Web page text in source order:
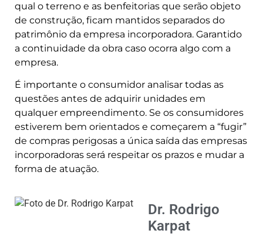
qual o terreno e as benfeitorias que serão objeto
de construção, ficam mantidos separados do
patrimônio da empresa incorporadora. Garantido
a continuidade da obra caso ocorra algo com a
empresa.
É importante o consumidor analisar todas as
questões antes de adquirir unidades em
qualquer empreendimento. Se os consumidores
estiverem bem orientados e começarem a “fugir”
de compras perigosas a única saída das empresas
incorporadoras será respeitar os prazos e mudar a
forma de atuação.
Dr. Rodrigo
Karpat